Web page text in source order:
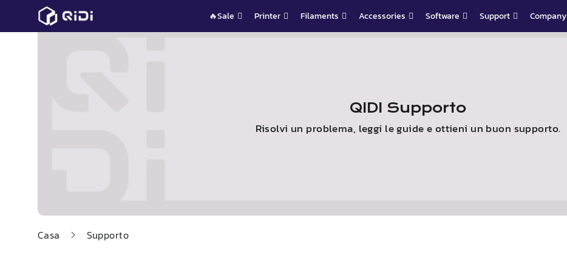
🔥Sale Printer Filaments Accessories Software Support Company
QIDI Supporto
Risolvi un problema, leggi le guide e ottieni un buon supporto.
Casa Supporto